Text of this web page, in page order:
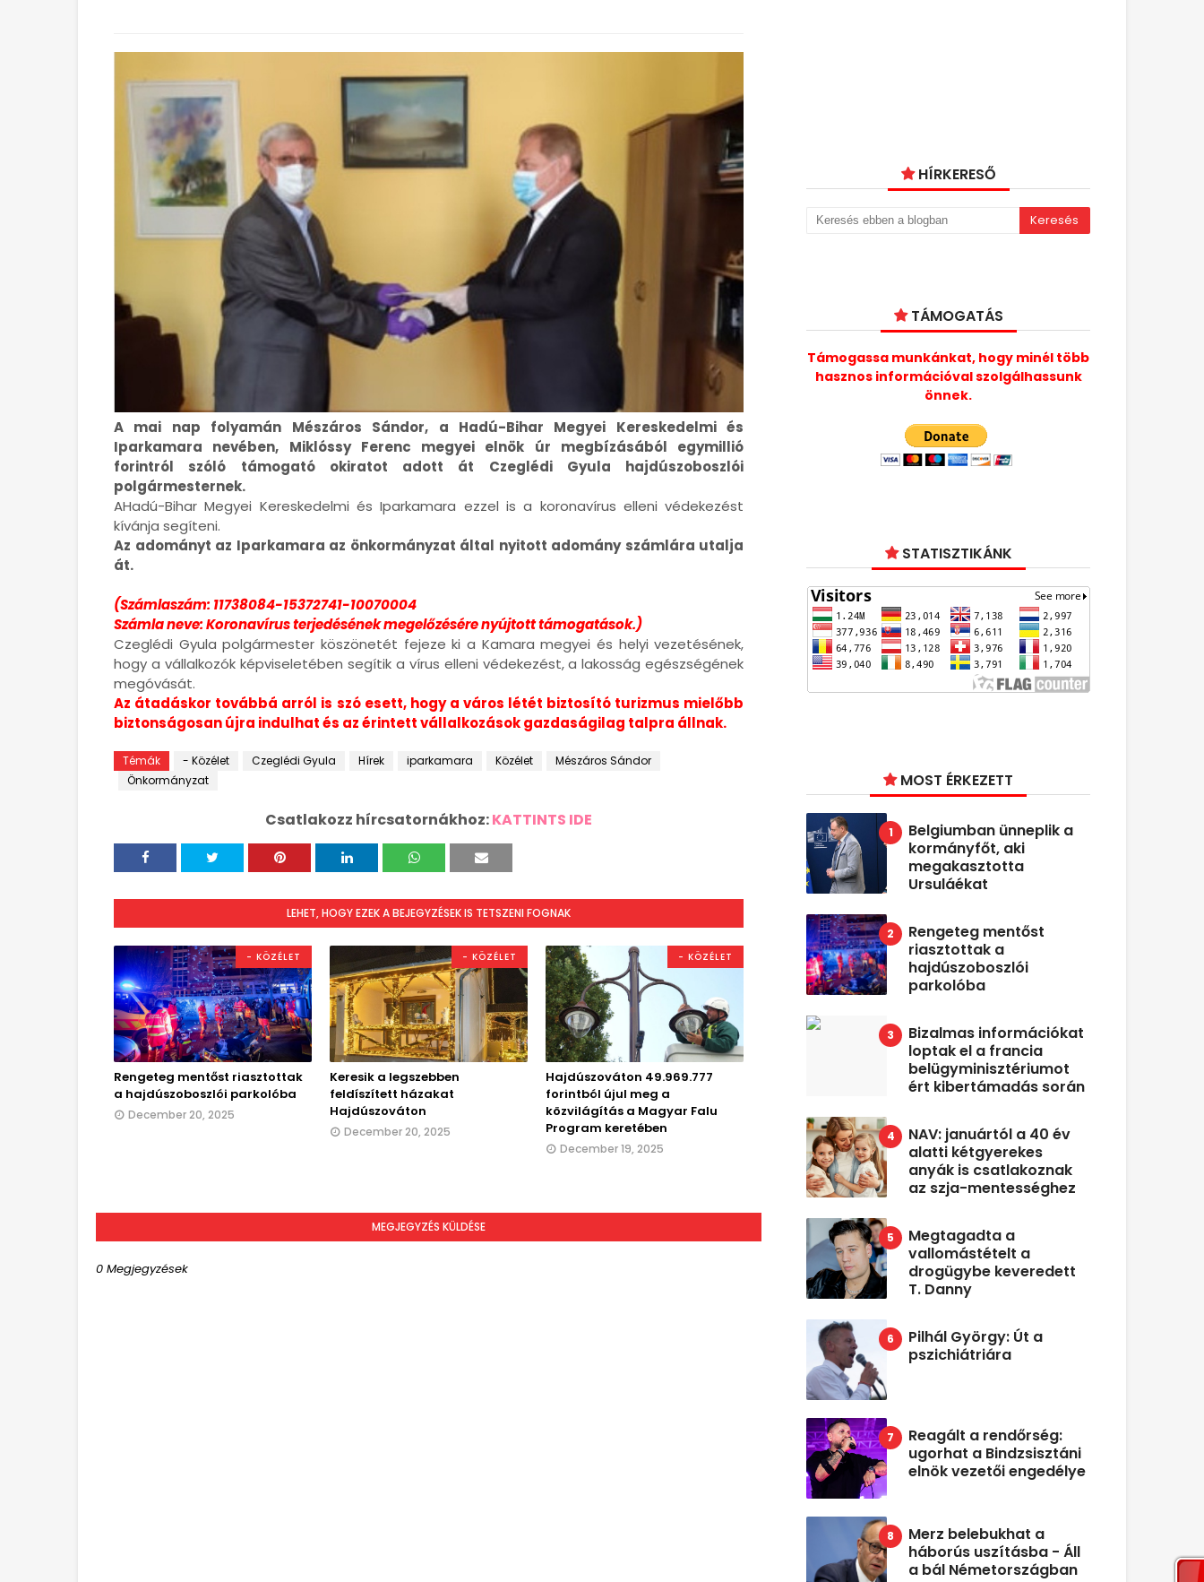
A mai nap folyamán Mészáros Sándor, a Hadú-Bihar Megyei Kereskedelmi és
Iparkamara nevében, Miklóssy Ferenc megyei elnök úr megbízásából egymillió
forintról szóló támogató okiratot adott át Czeglédi Gyula hajdúszoboszlói
polgármesternek.
AHadú-Bihar Megyei Kereskedelmi és Iparkamara ezzel is a koronavírus elleni védekezést
kívánja segíteni.
Az adományt az Iparkamara az önkormányzat által nyitott adomány számlára utalja
át.
(Számlaszám: 11738084-15372741-10070004
Számla neve: Koronavírus terjedésének megelőzésére nyújtott támogatások.)
Czeglédi Gyula polgármester köszönetét fejeze ki a Kamara megyei és helyi vezetésének,
hogy a vállalkozók képviseletében segítik a vírus elleni védekezést, a lakosság egészségének
megóvását.
Az átadáskor továbbá arról is szó esett, hogy a város létét biztosító turizmus mielőbb
biztonságosan újra indulhat és az érintett vállalkozások gazdaságilag talpra állnak.
Témák - Közélet Czeglédi Gyula Hírek iparkamara Közélet
Mészáros Sándor
Önkormányzat
Csatlakozz hírcsatornákhoz:KATTINTS IDE
LEHET, HOGY EZEK A BEJEGYZÉSEK IS TETSZENI FOGNAK
- KÖZÉLET
Rengeteg mentőst riasztottak
a hajdúszoboszlói parkolóba
December 20, 2025
- KÖZÉLET
Keresik a legszebben
feldíszített házakat
Hajdúszováton
December 20, 2025
- KÖZÉLET
Hajdúszováton 49.969.777
forintból újul meg a
közvilágítás a Magyar Falu
Program keretében
December 19, 2025
MEGJEGYZÉS KÜLDÉSE
0 Megjegyzések
HÍRKERESŐ
TÁMOGATÁS
Támogassa munkánkat, hogy minél több
hasznos információval szolgálhassunk
önnek.
STATISZTIKÁNK
MOST ÉRKEZETT
Belgiumban ünneplik a
kormányfőt, aki
megakasztotta
Ursuláékat
Rengeteg mentőst
riasztottak a
hajdúszoboszlói
parkolóba
Bizalmas információkat
loptak el a francia
belügyminisztériumot
ért kibertámadás során
NAV: januártól a 40 év
alatti kétgyerekes
anyák is csatlakoznak
az szja-mentességhez
Megtagadta a
vallomástételt a
drogügybe keveredett
T. Danny
Pilhál György: Út a
pszichiátriára
Reagált a rendőrség:
ugorhat a Bindzsisztáni
elnök vezetői engedélye
Merz belebukhat a
háborús uszításba - Áll
a bál Németországban